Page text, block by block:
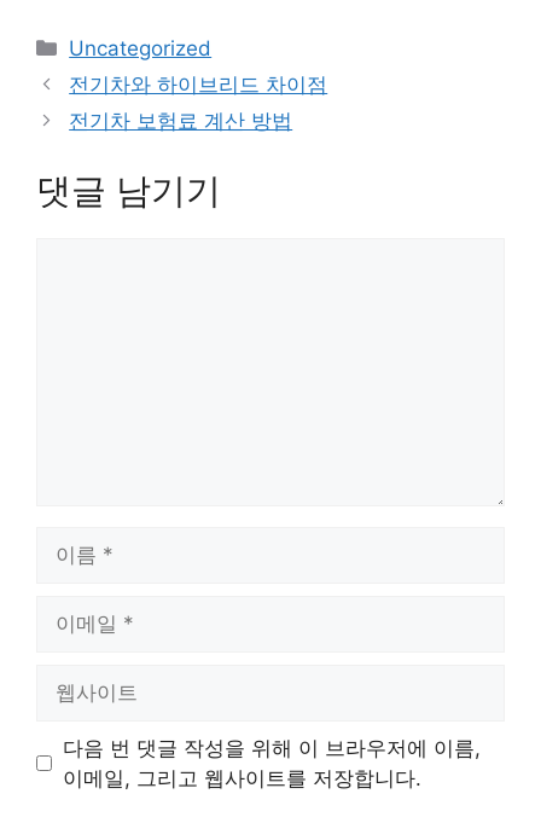
카
테
리
Uncategorized
전기차와 하이브리드 차이점
전기차 보험료 계산 방법
댓글 남기기
트
다음 번 댓글 작성을 위해 이 브라우저에 이름,
이메일, 그리고 웹사이트를 저장합니다.